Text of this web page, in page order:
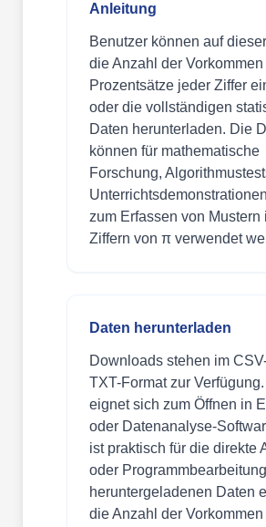
Anleitung
Benutzer können auf
die Anzahl der Vorkommen
Prozentsätze jeder Ziffer
oder die vollständigen
Daten herunterladen. Die
können für mathematische
Forschung,
zum Erfassen von Mustern
Ziffern von π verwendet
Daten herunterladen
Downloads stehen im
TXT-Format zur
eignet sich zum Öffnen in
oder Datenanalyse-
ist praktisch für die direkte
oder
heruntergeladenen Daten
die Anzahl der Vorkommen